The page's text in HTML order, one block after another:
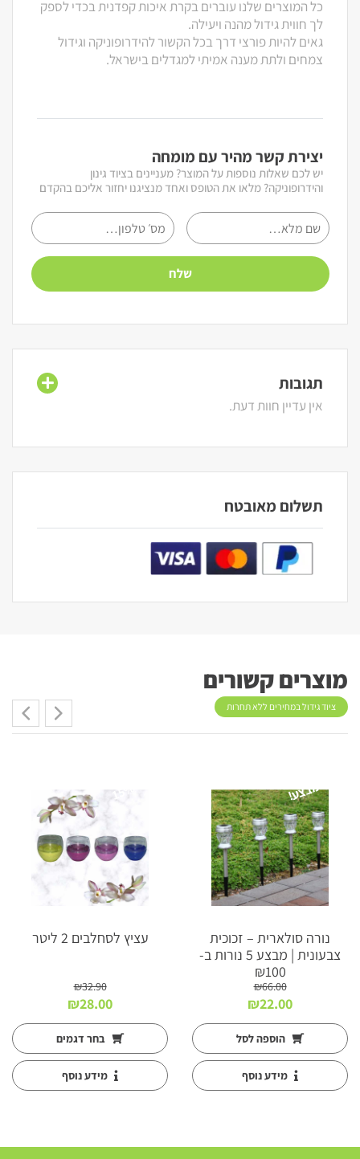
כל המוצרים שלנו עוברים בקרת איכות קפדנית בכדי לספק
לך חווית גידול מהנה ויעילה.
גאים להיות פורצי דרך בכל הקשור להידרופוניקה וגידול
צמחים ולתת מענה אמיתי למגדלים בישראל.
יצירת קשר מהיר עם מומחה
יש לכם שאלות נוספות על המוצר? מעניינים בציוד גינון
והידרופוניקה? מלאו את הטופס ואחד מנציגנו יחזור אליכם בהקדם
תגובות
אין עדיין חוות דעת.
תשלום מאובטח
מוצרים קשורים
ציוד גידול במחירים ללא תחרות
מבצע!
נורה סולארית – זכוכית
צבעונית | מבצע 5 נורות ב-
₪100
₪66.00
המחיר
המקורי
היה:
₪66.00.
₪22.00
הנוכחי
הוא:
₪22.00.
הוספה לסל
מידע נוסף
15%
עציץ לסחלבים 2 ליטר
₪32.90
המחיר
המקורי
היה:
₪32.90.
₪28.00
הנוכחי
הוא:
₪28.00.
בחר דגמים
מידע נוסף